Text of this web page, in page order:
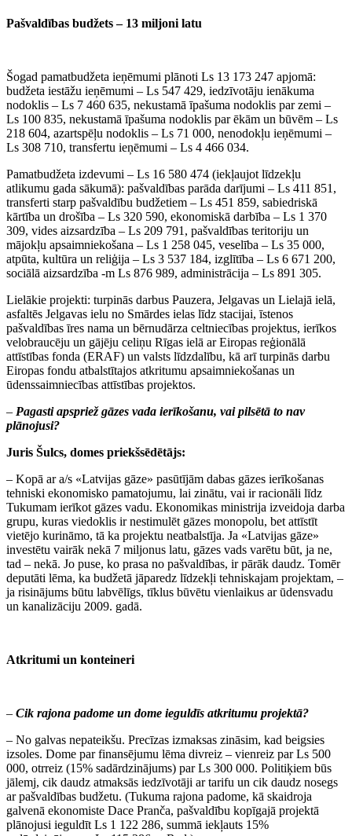
Pašvaldības budžets – 13 miljoni latu
Šogad pamatbudžeta ieņēmumi plānoti Ls 13 173 247 apjomā:
budžeta iestāžu ieņēmumi – Ls 547 429, iedzīvotāju ienākuma
nodoklis – Ls 7 460 635, nekustamā īpašuma nodoklis par zemi –
Ls 100 835, nekustamā īpašuma nodoklis par ēkām un būvēm – Ls
218 604, azartspēļu nodoklis – Ls 71 000, nenodokļu ieņēmumi –
Ls 308 710, transfertu ieņēmumi – Ls 4 466 034.
Pamatbudžeta izdevumi – Ls 16 580 474 (iekļaujot līdzekļu
atlikumu gada sākumā): pašvaldības parāda darījumi – Ls 411 851,
transferti starp pašvaldību budžetiem – Ls 451 859, sabiedriskā
kārtība un drošība – Ls 320 590, ekonomiskā darbība – Ls 1 370
309, vides aizsardzība – Ls 209 791, pašvaldības teritoriju un
mājokļu apsaimniekošana – Ls 1 258 045, veselība – Ls 35 000,
atpūta, kultūra un reliģija – Ls 3 537 184, izglītība – Ls 6 671 200,
sociālā aizsardzība -m Ls 876 989, administrācija – Ls 891 305.
Lielākie projekti: turpinās darbus Pauzera, Jelgavas un Lielajā ielā,
asfaltēs Jelgavas ielu no Smārdes ielas līdz stacijai, īstenos
pašvaldības īres nama un bērnudārza celtniecības projektus, ierīkos
velobraucēju un gājēju celiņu Rīgas ielā ar Eiropas reģionālā
attīstības fonda (ERAF) un valsts līdzdalību, kā arī turpinās darbu
Eiropas fondu atbalstītajos atkritumu apsaimniekošanas un
ūdenssaimniecības attīstības projektos.
– Pagasti apspriež gāzes vada ierīkošanu, vai pilsētā to nav
plānojusi?
Juris Šulcs, domes priekšsēdētājs:
– Kopā ar a/s «Latvijas gāze» pasūtījām dabas gāzes ierīkošanas
tehniski ekonomisko pamatojumu, lai zinātu, vai ir racionāli līdz
Tukumam ierīkot gāzes vadu. Ekonomikas ministrija izveidoja darba
grupu, kuras viedoklis ir nestimulēt gāzes monopolu, bet attīstīt
vietējo kurināmo, tā ka projektu neatbalstīja. Ja «Latvijas gāze»
investētu vairāk nekā 7 miljonus latu, gāzes vads varētu būt, ja ne,
tad – nekā. Jo puse, ko prasa no pašvaldības, ir pārāk daudz. Tomēr
deputāti lēma, ka budžetā jāparedz līdzekļi tehniskajam projektam, –
ja risinājums būtu labvēlīgs, tīklus būvētu vienlaikus ar ūdensvadu
un kanalizāciju 2009. gadā.
Atkritumi un konteineri
– Cik rajona padome un dome ieguldīs atkritumu projektā?
– No galvas nepateikšu. Precīzas izmaksas zināsim, kad beigsies
izsoles. Dome par finansējumu lēma divreiz – vienreiz par Ls 500
000, otrreiz (15% sadārdzinājums) par Ls 300 000. Politiķiem būs
jālemj, cik daudz atmaksās iedzīvotāji ar tarifu un cik daudz nosegs
ar pašvaldības budžetu. (Tukuma rajona padome, kā skaidroja
galvenā ekonomiste Dace Pranča, pašvaldību kopīgajā projektā
plānojusi ieguldīt Ls 1 122 286, summā iekļauts 15%